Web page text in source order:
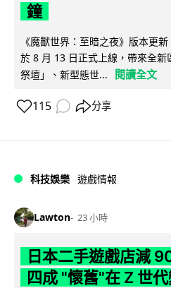
鐘
《魔獸世界：至暗之夜》版本更
於 8 月 13 日正式上線，帶來全
祭壇」、新型態世...
閱讀全文
115 分享
科技娛樂 遊戲情報
Lawton 23 小時
日本二手遊戲店減
四成 "懷舊"在 Z 世